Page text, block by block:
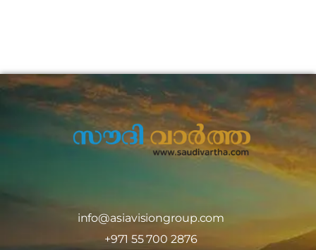
info@asiavisiongroup.com
+971 55 700 2876